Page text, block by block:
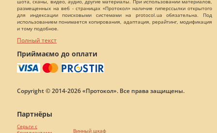
шота, сканы, видео, аудио, другие материалы. При использовании материалов,
размещенных на веб - страницах «Протокол» наличие гиперссылки открытого
для индексации поисковыми системами на protocol.ua обязательна. Под
использованием понимается копирования, адаптация, рерайтинг, модификация
и тому подобное.
Полный текст
Приймаємо до оплати
Copyright © 2014-2026 «Протокол». Все права защищены.
Партнёры
Серьги с
Винный шкаф